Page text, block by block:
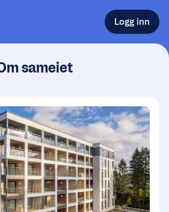
Logg inn
sameiet